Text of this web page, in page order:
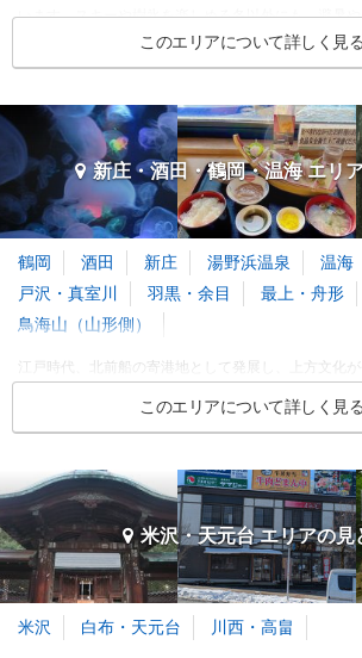
います。スキーや樹氷を楽しめる冬以外にも、避暑
雲海など四季を通して魅力があります。また、将棋
美肌効果に優れた天童温泉があり、足湯や日帰り入
山形・天童・蔵王 エリア 旅行者の傾向
旅行時期 同行者
3～5月
6～8月
9～11月
12～2月
※このエリアに投稿さ
山形・天童・蔵王 エリアの季節別人気スポッ
春3～5月 夏6～8月 秋9～11
クリップ
このエリアについて詳しく見る
新庄・酒田・鶴岡・温海 エリ
鶴岡 酒田 新庄 湯野浜温泉
温海
戸沢・真室川
羽黒・余目
最上・舟形
鳥海山（山形側）
江戸時代、北前船の寄港地として発展し、上方文化
な最上川や出羽富士と称される鳥海山、山岳信仰の
加茂水族館や、数々の映画のロケ地である庄内映画
は開湯1,000年の歴史があり、足湯カフェもあるオシ
新庄・酒田・鶴岡・温海 エリア 旅行者の傾向
旅行時期 同行者
このエリアについて詳しく見る
米沢・天元台 エリアの見
米沢 白布・天元台 川西・高畠